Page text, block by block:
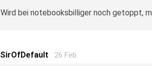
Wird bei notebooksbilliger noch getoppt,
SirOfDefault 26 Feb.